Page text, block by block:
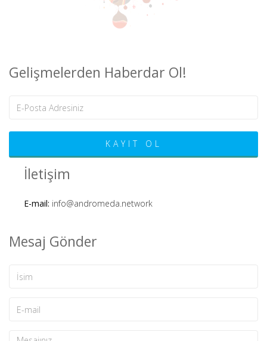
Gelişmelerden Haberdar Ol!
İletişim
E-mail: info@andromeda.network
Mesaj Gönder